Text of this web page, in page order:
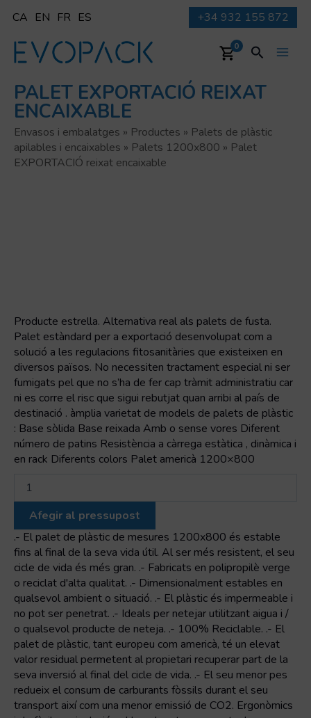
contingut
CA EN FR ES +34 932 155 872
0 Cerca
PALET EXPORTACIÓ REIXAT
ENCAIXABLE
Envasos i embalatges » Productes » Palets de plàstic
apilables i encaixables » Palets 1200x800 » Palet
EXPORTACIÓ reixat encaixable
Producte estrella. Alternativa real als palets de fusta.
Palet estàndard per a exportació desenvolupat com a
solució a les regulacions fitosanitàries que existeixen en
diversos països. No necessiten tractament especial ni ser
fumigats pel que no s’ha de fer cap tràmit administratiu car
ni es corre el risc que sigui rebutjat quan arribi al país de
destinació . àmplia varietat de models de palets de plàstic
: Base sòlida Base reixada Amb o sense vores Diferent
número de patins Resistència a càrrega estàtica , dinàmica i
en rack Diferents colors Palet americà 1200×800
EXPORTACIÓ
reixat
encaixable
Afegir al pressupost
.- El palet de plàstic de mesures 1200x800 és estable
fins al final de la seva vida útil. Al ser més resistent, el seu
cicle de vida és més gran. .- Fabricats en polipropilè verge
o reciclat d'alta qualitat. .- Dimensionalment estables en
qualsevol ambient o situació. .- El plàstic és impermeable i
no pot ser penetrat. .- Ideals per netejar utilitzant aigua i /
o qualsevol producte de neteja. .- 100% Reciclable. .- El
palet de plàstic, tant europeu com americà, té un elevat
valor residual permetent al propietari recuperar part de la
seva inversió al final del cicle de vida. .- El seu menor pes
redueix el consum de carburants fòssils durant el seu
transport així com una menor emissió de CO2. Ergonòmics